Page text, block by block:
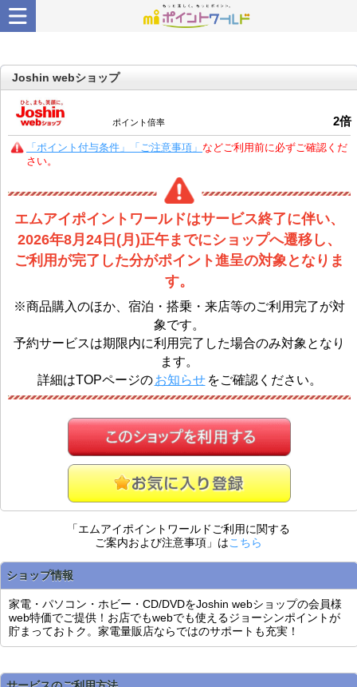
Joshin webショップ
ポイント倍率 2倍
「ポイント付与条件」「ご注意事項」 などご利用前に必ずご確認くだ
さい。
エムアイポイントワールドはサービス終了に伴い、
2026年8月24日(月)正午までにショップへ遷移し、
ご利用が完了した分がポイント進呈の対象となりま
す。
※商品購入のほか、宿泊・搭乗・来店等のご利用完了が対
象です。
予約サービスは期限内に利用完了した場合のみ対象となり
ます。
詳細はTOPページの お知らせ をご確認ください。
「エムアイポイントワールドご利用に関する
ご案内および注意事項」はこちら
ショップ情報
家電・パソコン・ホビー・CD/DVDをJoshin webショップの会員様
web特価でご提供！お店でもwebでも使えるジョーシンポイントが
貯まっておトク。家電量販店ならではのサポートも充実！